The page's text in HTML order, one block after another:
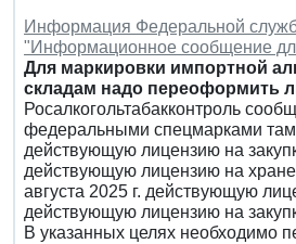
Информация Федеральной
"Информационное сообщение
Для маркировки импортной
складам надо переоформить
Росалкогольтабакконтроль
федеральными спецмарками
действующую лицензию на
действующую лицензию на
августа 2025 г. действующую
действующую лицензию на
В указанных целях необходимо